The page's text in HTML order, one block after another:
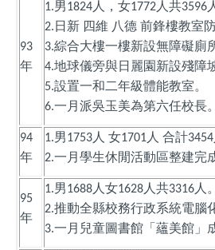
93
年
1.男1824 人，女1772 人共3596
2. 日新 四維 八德 前鋒樓教室
3.綜合大樓一樓新設無障礙廁
4.地球儀旁與日麗園新設殘障
5.設置一和二年級體能教室。
6.一月派吳玉美為第六任校長
94
年
1.男1753 人 女1701 人 合計3454
2.一月學生休閒活動區整建完
95
年
1.男1688 人女1628 人共3316 人。
2.推動全縣校務行政系統電腦
3.一月兒童圖書館「蘊美館」